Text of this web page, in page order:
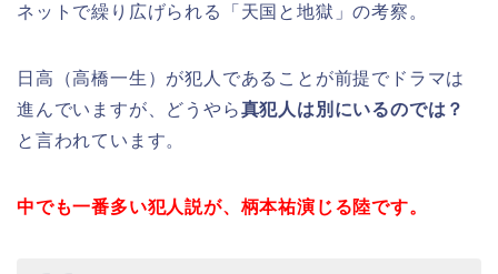
ネットで繰り広げられる「天国と地獄」の考察。
日高（高橋一生）が犯人であることが前提でドラマは
進んでいますが、どうやら真犯人は別にいるのでは？
と言われています。
中でも一番多い犯人説が、柄本祐演じる陸です。